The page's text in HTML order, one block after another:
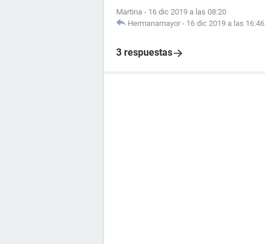
Martina - 16 dic 2019 a las 08:20
Hermanamayor - 16 dic 2019 a las 16:46
3 respuestas